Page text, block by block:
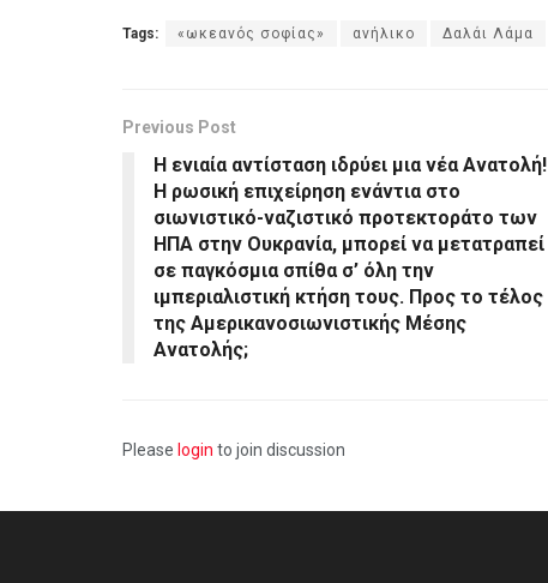
Tags: «ωκεανός σοφίας» ανήλικο Δαλάι Λάμα
Previous Post
Η ενιαία αντίσταση ιδρύει μια νέα Ανατολή!
H ρωσική επιχείρηση ενάντια στο
σιωνιστικό-ναζιστικό προτεκτοράτο των
ΗΠΑ στην Ουκρανία, μπορεί να μετατραπεί
σε παγκόσμια σπίθα σ’ όλη την
ιμπεριαλιστική κτήση τους. Προς το τέλος
της Αμερικανοσιωνιστικής Μέσης
Ανατολής;
Please login to join discussion